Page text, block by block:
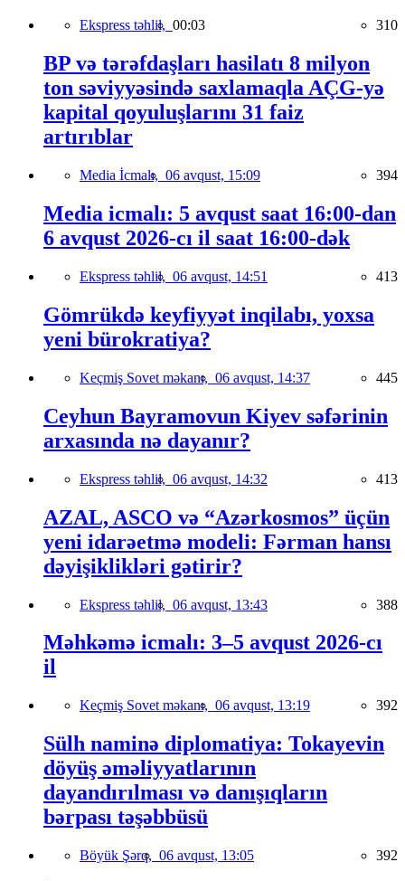
Ekspress təhlil, 00:03 310
BP və tərəfdaşları hasilatı 8 milyon
ton səviyyəsində saxlamaqla AÇG-yə
kapital qoyuluşlarını 31 faiz
artırıblar
Media İcmalı, 06 avqust, 15:09 394
Media icmalı: 5 avqust saat 16:00-dan
6 avqust 2026-cı il saat 16:00-dək
Ekspress təhlil, 06 avqust, 14:51 413
Gömrükdə keyfiyyət inqilabı, yoxsa
yeni bürokratiya?
Keçmiş Sovet məkanı, 06 avqust, 14:37 445
Ceyhun Bayramovun Kiyev səfərinin
arxasında nə dayanır?
Ekspress təhlil, 06 avqust, 14:32 413
AZAL, ASCO və “Azərkosmos” üçün
yeni idarəetmə modeli: Fərman hansı
dəyişiklikləri gətirir?
Ekspress təhlil, 06 avqust, 13:43 388
Məhkəmə icmalı: 3–5 avqust 2026-cı
il
Keçmiş Sovet məkanı, 06 avqust, 13:19 392
Sülh naminə diplomatiya: Tokayevin
döyüş əməliyyatlarının
dayandırılması və danışıqların
bərpası təşəbbüsü
Böyük Şərq, 06 avqust, 13:05 392